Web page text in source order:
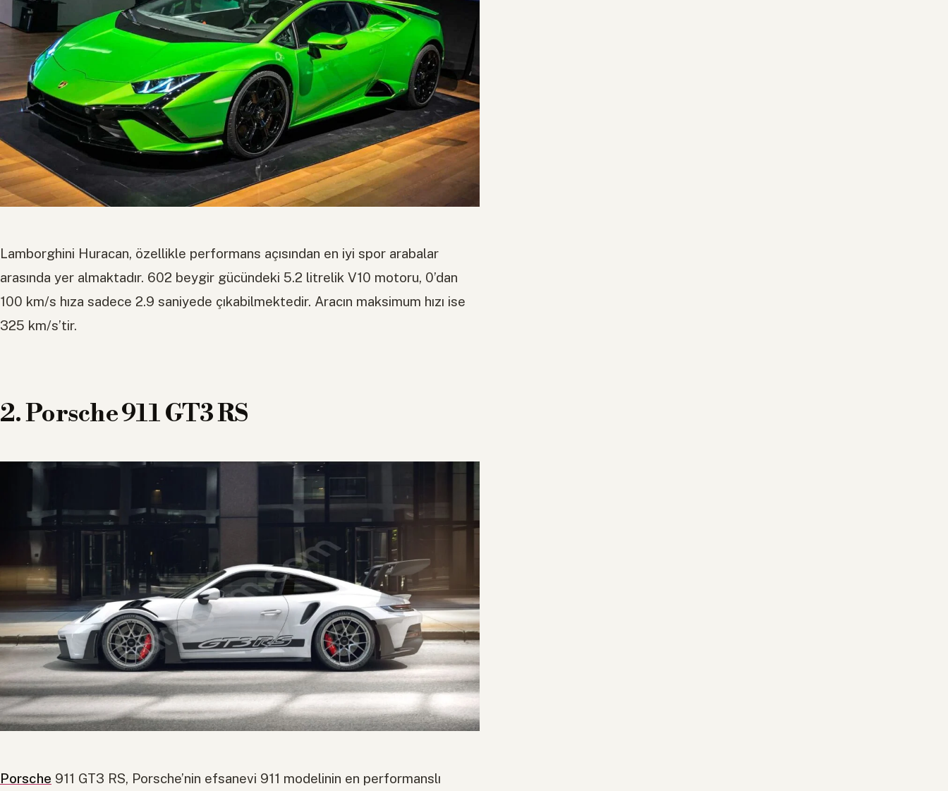
Lamborghini Huracan, özellikle performans açısından en iyi spor arabalar
arasında yer almaktadır. 602 beygir gücündeki 5.2 litrelik V10 motoru, 0’dan
100 km/s hıza sadece 2.9 saniyede çıkabilmektedir. Aracın maksimum hızı ise
325 km/s’tir.
2. Porsche 911 GT3 RS
Porsche 911 GT3 RS, Porsche’nin efsanevi 911 modelinin en performanslı